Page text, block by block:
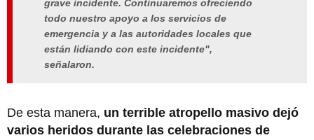
grave incidente. Continuaremos ofreciendo
todo nuestro apoyo a los servicios de
emergencia y a las autoridades locales que
están lidiando con este incidente",
señalaron.
De esta manera, un terrible atropello masivo dejó
varios heridos durante las celebraciones de